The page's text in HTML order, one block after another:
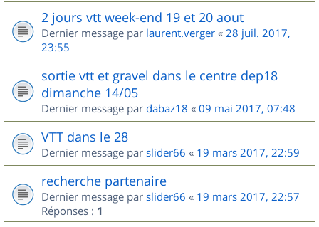
2 jours vtt week-end 19 et 20 aout
Dernier message par laurent.verger « 28 juil. 2017,
23:55
sortie vtt et gravel dans le centre dep18
dimanche 14/05
Dernier message par dabaz18 « 09 mai 2017, 07:48
VTT dans le 28
Dernier message par slider66 « 19 mars 2017, 22:59
recherche partenaire
Dernier message par slider66 « 19 mars 2017, 22:57
Réponses : 1